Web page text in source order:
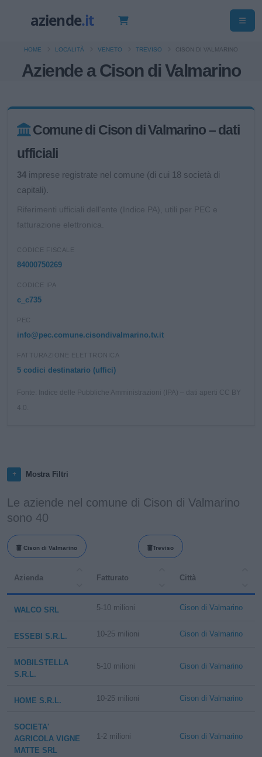
Aziende a Cison di Valmarino
HOME LOCALITÀ VENETO TREVISO CISON DI VALMARINO
Comune di Cison di Valmarino – dati
ufficiali
34 imprese registrate nel comune (di cui 18 società di
capitali).
Riferimenti ufficiali dell'ente (Indice PA), utili per PEC e
fatturazione elettronica.
CODICE FISCALE
84000750269
CODICE IPA
c_c735
PEC
info@pec.comune.cisondivalmarino.tv.it
FATTURAZIONE ELETTRONICA
5 codici destinatario (uffici)
Fonte: Indice delle Pubbliche Amministrazioni (IPA) – dati aperti CC BY
Mostra Filtri
Le aziende nel comune di Cison di Valmarino
sono 40
Cison di Valmarino Treviso
Azienda Fatturato Città
WALCO SRL 5-10 milioni Cison di Valmarino
ESSEBI S.R.L. 10-25 milioni Cison di Valmarino
MOBILSTELLA
S.R.L.
5-10 milioni Cison di Valmarino
HOME S.R.L. 10-25 milioni Cison di Valmarino
SOCIETA'
AGRICOLA VIGNE
MATTE SRL
1-2 milioni Cison di Valmarino